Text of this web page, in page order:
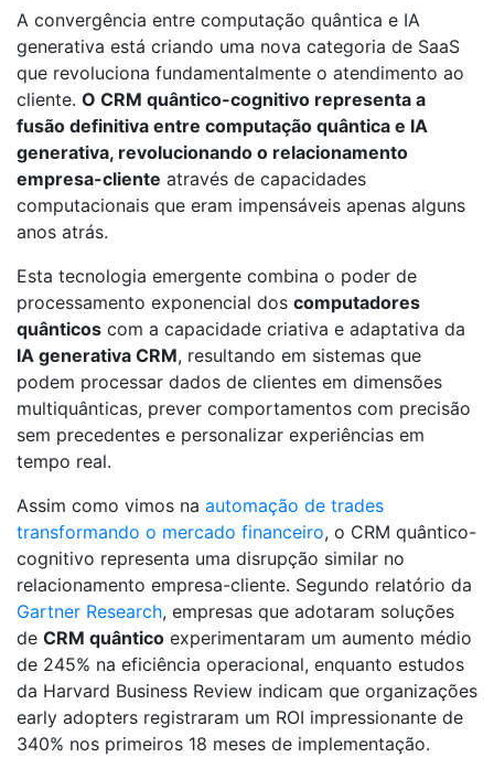
A convergência entre computação quântica e IA
generativa está criando uma nova categoria de SaaS
que revoluciona fundamentalmente o atendimento ao
cliente. O CRM quântico-cognitivo representa a
fusão definitiva entre computação quântica e IA
generativa, revolucionando o relacionamento
empresa-cliente através de capacidades
computacionais que eram impensáveis apenas alguns
anos atrás.
Esta tecnologia emergente combina o poder de
processamento exponencial dos computadores
quânticos com a capacidade criativa e adaptativa da
IA generativa CRM, resultando em sistemas que
podem processar dados de clientes em dimensões
multiquânticas, prever comportamentos com precisão
sem precedentes e personalizar experiências em
tempo real.
Assim como vimos na automação de trades
transformando o mercado financeiro, o CRM quântico-
cognitivo representa uma disrupção similar no
relacionamento empresa-cliente. Segundo relatório da
Gartner Research, empresas que adotaram soluções
de CRM quântico experimentaram um aumento médio
de 245% na eficiência operacional, enquanto estudos
da Harvard Business Review indicam que organizações
early adopters registraram um ROI impressionante de
340% nos primeiros 18 meses de implementação.